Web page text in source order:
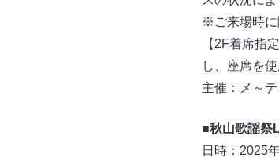
※ご来場時に
【2F着席指
し、座席を
主催：メ～
■秋山歌謡祭
日時：2025